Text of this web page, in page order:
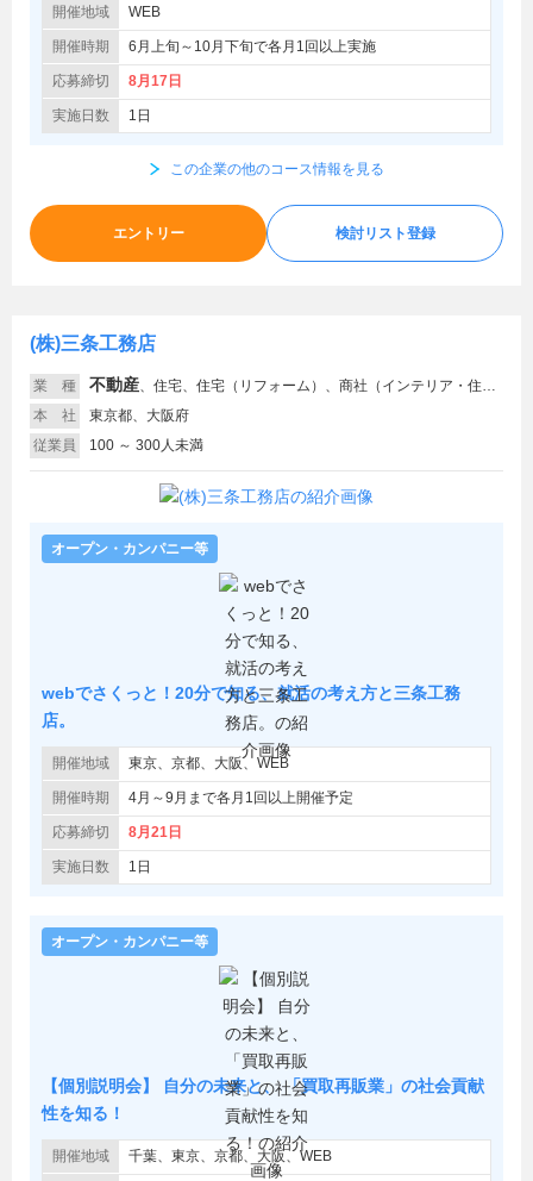
開催地域 WEB
開催時期 6月上旬～10月下旬で各月1回以上実施
応募締切 8月17日
実施日数 1日
この企業の他のコース情報を見る
エントリー 検討リスト登録
(株)三条工務店
業 種 不動産、 住宅、住宅（リフォーム）、商社（インテリア・住宅関連）、建装・ディスプレイ
本 社
東京都、大阪府
従業員
100 ～ 300人未満
オープン・カンパニー等
webでさくっと！20分で知る、就活の考え方と三条工務
店。
開催地域 東京、京都、大阪、WEB
開催時期 4月～9月まで各月1回以上開催予定
応募締切 8月21日
実施日数 1日
オープン・カンパニー等
【個別説明会】 自分の未来と、 「買取再販業」の社会貢献
性を知る！
開催地域 千葉、東京、京都、大阪、WEB